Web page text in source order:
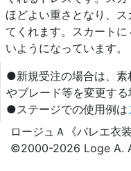
ほどよい重さとなり、
てくれます。スカート
いようになっています。
●新規受注の場合は、素
やブレード等を変更する
●ステージでの使用例は
ロージュＡ《バレエ衣
©2000-2026 Loge A.